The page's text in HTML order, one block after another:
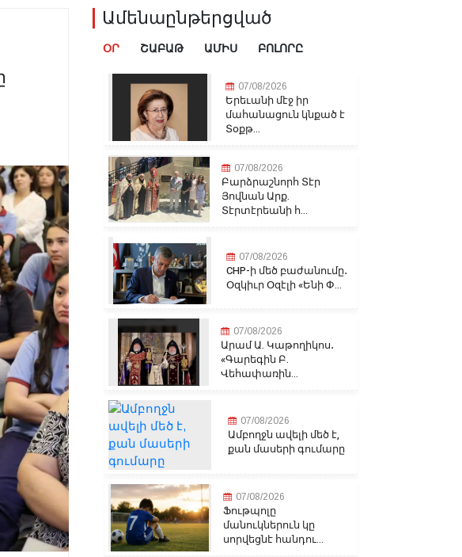
Ամենաընթերցված
ՕՐ ՇԱԲԱԹ ԱՄԻՍ ԲՈԼՈՐԸ
07/08/2026
Երեւանի մէջ իր
մահանացուն կնքած է
Տօքթ...
07/08/2026
Բարձրաշնորհ Տէր
Յովնան Արք.
Տէրտէրեանի հ...
07/08/2026
CHP-ի մեծ բաժանումը․
Օզկիւր Օզէլի «Ենի Փ...
07/08/2026
Արամ Ա. Կաթողիկոս․
«Գարեգին Բ.
Վեհափառին...
07/08/2026
Ամբողջն ավելի մեծ է,
քան մասերի գումարը
07/08/2026
Ֆութպոլը
մանուկներուն կը
սորվեցնէ հանդու...